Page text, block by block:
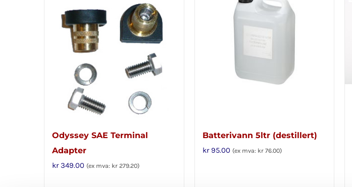
Odyssey SAE Terminal
Adapter
kr349.00 (ex mva: kr 279.20)
Batterivann 5ltr (destillert)
kr95.00 (ex mva: kr76.00)